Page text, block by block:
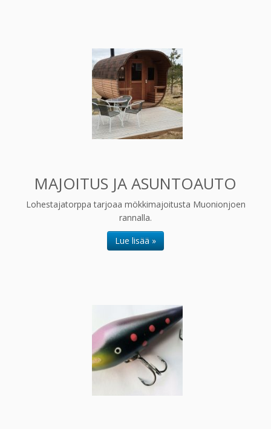
MAJOITUS JA ASUNTOAUTO
Lohestajatorppa tarjoaa mökkimajoitusta Muonionjoen
rannalla.
Lue lisää »